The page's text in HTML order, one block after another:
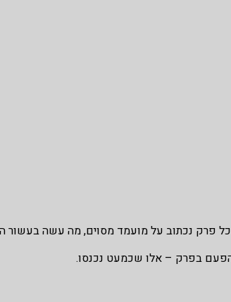
פרק נכתוב על מועמד מסוים, מה עשה בעשור
בפרק – אלו שכמעט נכנסו.